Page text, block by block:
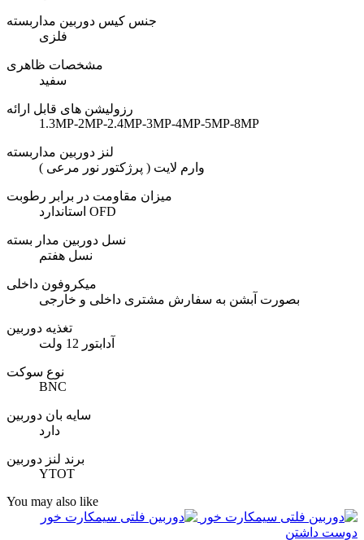
جنس کیس دوربین مداربسته
فلزی
مشخصات ظاهری
سفید
رزولیشن های قابل ارائه
1.3MP-2MP-2.4MP-3MP-4MP-5MP-8MP
لنز دوربین مداربسته
وارم لایت ( پرژکتور نور مرعی )
میزان مقاومت در برابر رطوبت
استاندارد OFD
نسل دوربین مدار بسته
نسل هفتم
میکروفون داخلی
بصورت آبشن به سفارش مشتری داخلی و خارجی
تغذیه دوربین
آدابتور 12 ولت
نوع سوکت
BNC
سایه بان دوربین
دارد
برند لنز دوربین
YTOT
You may also like
دوست داشتن